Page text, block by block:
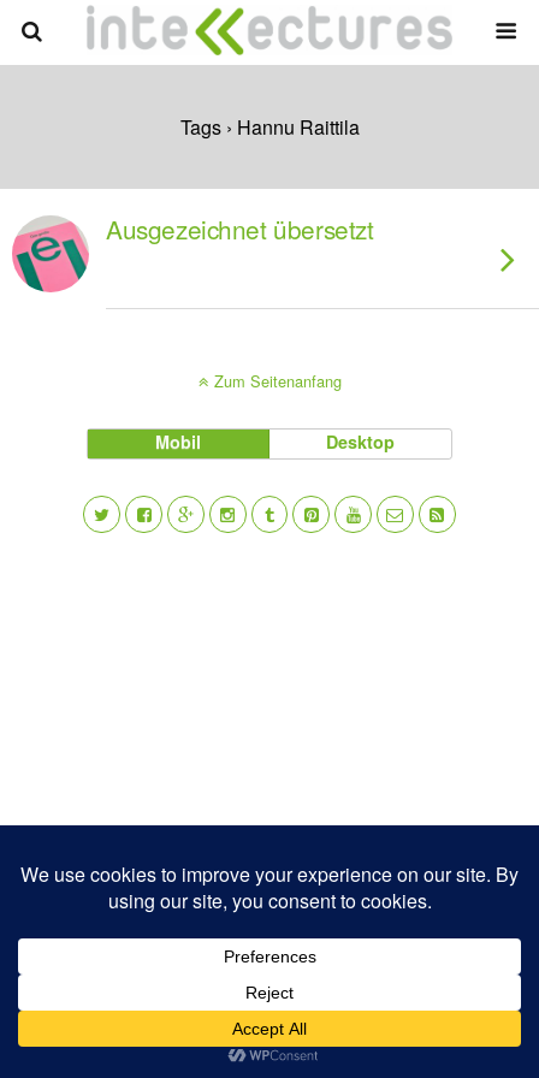
Tags › Hannu Raittila
Ausgezeichnet übersetzt
Zum Seitenanfang
Mobil Desktop